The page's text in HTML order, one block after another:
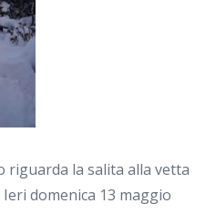
riguarda la salita alla vetta
domenica 13 maggio